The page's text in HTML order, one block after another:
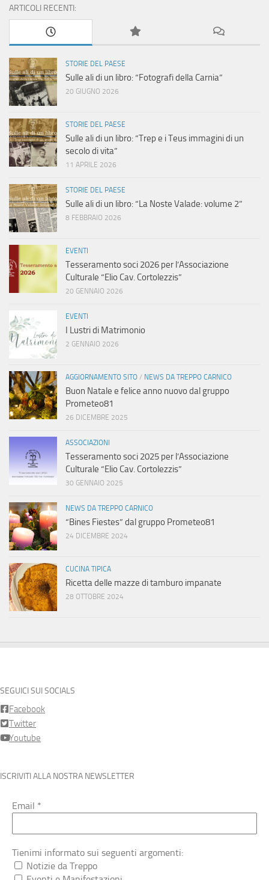
ARTICOLI RECENTI:
STORIE DEL PAESE
Sulle ali di un libro: “Fotografi della Carnia”
20 GIUGNO 2026
STORIE DEL PAESE
Sulle ali di un libro: “Trep e i Teus immagini di un
secolo di vita”
11 APRILE 2026
STORIE DEL PAESE
Sulle ali di un libro: “La Noste Valade: volume 2”
8 FEBBRAIO 2026
EVENTI
Tesseramento soci 2026 per l’Associazione
Culturale “Elio Cav. Cortolezzis”
20 GENNAIO 2026
EVENTI
I Lustri di Matrimonio
2 GENNAIO 2026
AGGIORNAMENTO SITO / NEWS DA TREPPO CARNICO
Buon Natale e felice anno nuovo dal gruppo
Prometeo81
26 DICEMBRE 2025
ASSOCIAZIONI
Tesseramento soci 2025 per l’Associazione
Culturale “Elio Cav. Cortolezzis”
30 GENNAIO 2025
NEWS DA TREPPO CARNICO
“Bines Fiestes” dal gruppo Prometeo81
24 DICEMBRE 2024
CUCINA TIPICA
Ricetta delle mazze di tamburo impanate
28 OTTOBRE 2024
SEGUICI SUI SOCIALS
Facebook
Twitter
Youtube
ISCRIVITI ALLA NOSTRA NEWSLETTER
Email *
Tienimi informato sui seguenti argomenti:
Notizie da Treppo